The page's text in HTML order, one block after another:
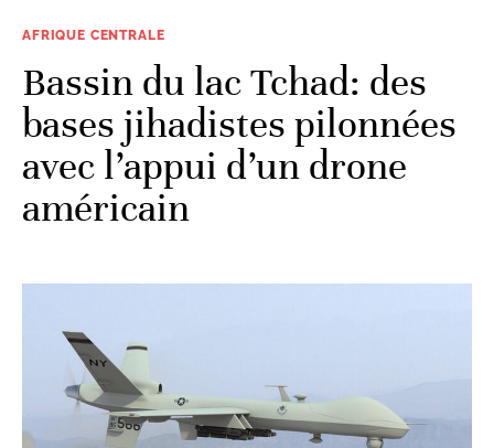
AFRIQUE CENTRALE
Bassin du lac Tchad: des
bases jihadistes pilonnées
avec l’appui d’un drone
américain